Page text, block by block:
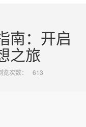
南：开启
之旅
览次数： 613